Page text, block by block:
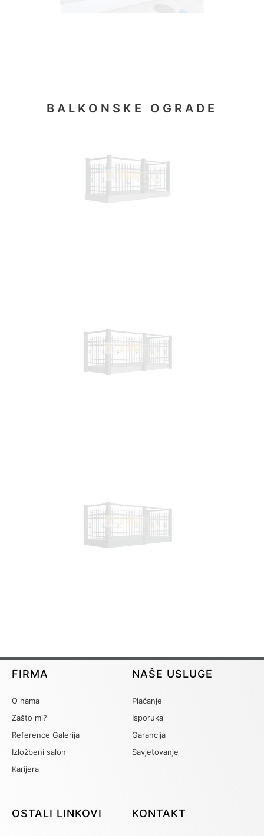
BALKONSKE OGRADE
FIRMA
O nama
Zašto mi?
Reference Galerija
Izložbeni salon
Karijera
NAŠE USLUGE
Plaćanje
Isporuka
Garancija
Savjetovanje
OSTALI LINKOVI KONTAKT